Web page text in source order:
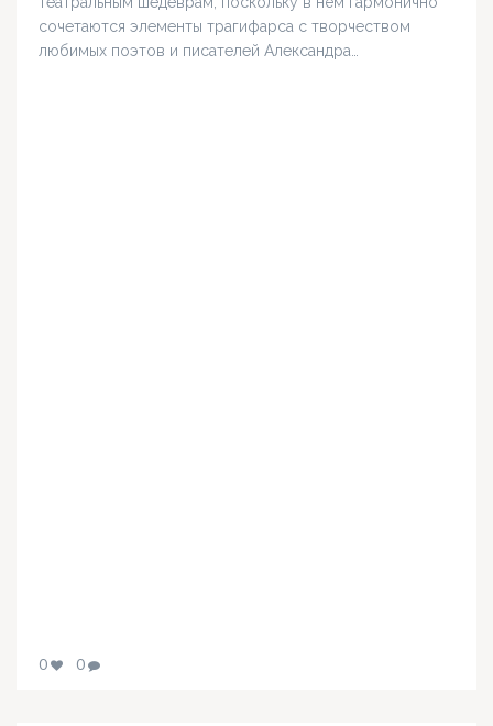
сочетаются элементы трагифарса с творчеством
любимых поэтов и писателей Александра…
0 0